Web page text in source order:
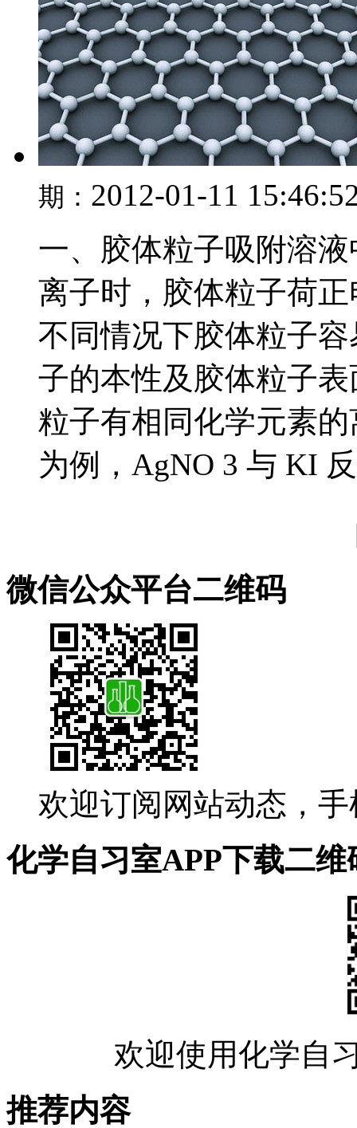
期： 2012-01-11
一、胶体粒子吸附溶
离子时，胶体粒子荷
不同情况下胶体粒子
子的本性及胶体粒子
粒子有相同化学元素
为例，AgNO 3 与 KI
微信公众平台二维码
欢迎订阅网站动态，
化学自习室APP下载二维
欢迎使用化学自
推荐内容